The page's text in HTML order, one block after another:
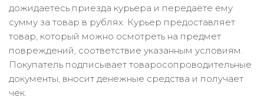
дожидаетесь приезда курьера и передаёте ему
сумму за товар в рублях. Курьер предоставляет
товар, который можно осмотреть на предмет
повреждений, соответствие указанным условиям.
Покупатель подписывает товаросопроводительные
документы, вносит денежные средства и получает
чек.